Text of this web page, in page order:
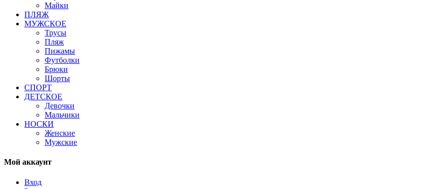
Майки
ПЛЯЖ
МУЖСКОЕ
Трусы
Пляж
Пижамы
Футболки
Брюки
Шорты
СПОРТ
ДЕТСКОЕ
Девочки
Мальчики
НОСКИ
Женские
Мужские
Мой аккаунт
Вход